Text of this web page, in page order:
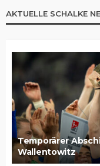
AKTUELLE SCHALKE
Temporärer
Wallentowitz